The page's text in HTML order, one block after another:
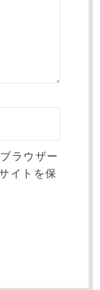
ラウザー
イトを保